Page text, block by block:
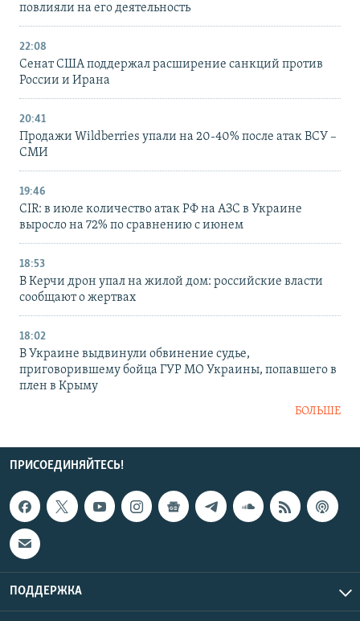
повлияли на его деятельность
22:08
Сенат США поддержал расширение санкций против
России и Ирана
20:41
Продажи Wildberries упали на 20-40% после атак ВСУ –
СМИ
19:46
CIR: в июле количество атак РФ на АЗС в Украине
выросло на 72% по сравнению с июнем
18:53
В Керчи дрон упал на жилой дом: российские власти
сообщают о жертвах
18:02
В Украине выдвинули обвинение судье,
приговорившему бойца ГУР МО Украины, попавшего в
плен в Крыму
БОЛЬШЕ
ПРИСОЕДИНЯЙТЕСЬ!
ПОДДЕРЖКА